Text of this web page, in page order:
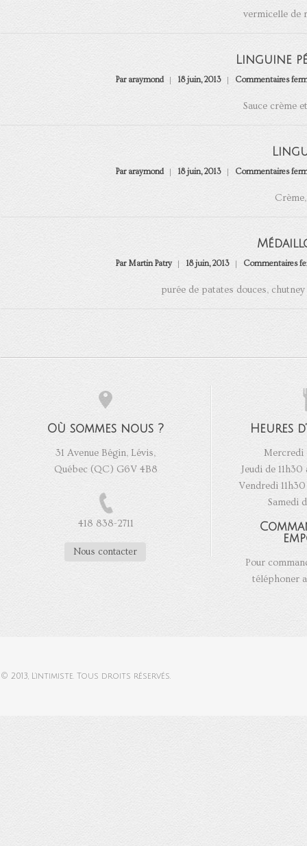
vermicelle de
Linguine
Par araymond 18 juin, 2013 Commentaires
Sauce crème
Par araymond 18 juin, 2013 Commentaires
Par Martin Patry 18 juin, 2013 Commentaires
purée de patates douces,
Où sommes nous ?
31 Avenue Bégin, Lévis,
Québec (QC) G6V 4B8
418 838-2711
Nous contacter
Heures
Mercredi
Jeudi de 11h30
Vendredi
Samedi
Pour
téléphoner
© 2013, L'intimiste. Tous droits réservés.